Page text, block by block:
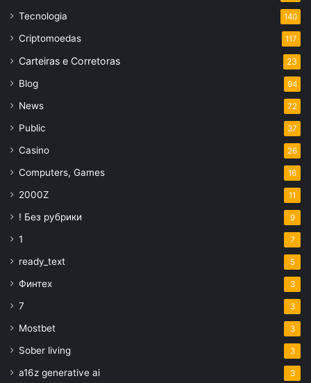
Tecnologia 140
Criptomoedas 117
Carteiras e Corretoras 23
Blog 94
News 72
Public 37
Casino 26
Computers, Games 16
2000Z 11
! Без рубрики 9
1 7
ready_text 5
Финтех 3
7 3
Mostbet 3
Sober living 3
a16z generative ai 3